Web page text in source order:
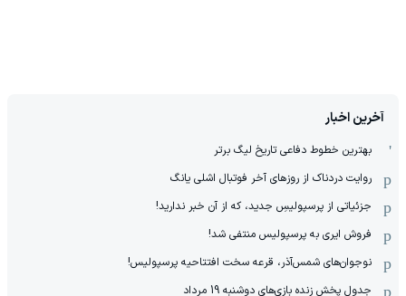
آخرین اخبار
بهترین خطوط دفاعی تاریخ لیگ برتر
روایت دردناک از روزهای آخر فوتبال اشلی یانگ
جزئیاتی از پرسپولیسِ جدید، که از آن ‌خبر ندارید!
فروش ایری به پرسپولیس منتفی شد!
نوجوان‌های شمس‌آذر، قرعه سخت افتتاحیه پرسپولیس!
جدول پخش زنده بازی‌های دوشنبه 19 مرداد